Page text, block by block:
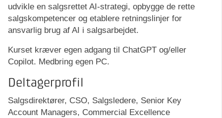
udvikle en salgsrettet AI-strategi, opbygge de rette
salgskompetencer og etablere retningslinjer for
ansvarlig brug af AI i salgsarbejdet.
Kurset kræver egen adgang til ChatGPT og/eller
Copilot. Medbring egen PC.
Deltagerprofil
Salgsdirektører, CSO, Salgsledere, Senior Key
Account Managers, Commercial Excellence